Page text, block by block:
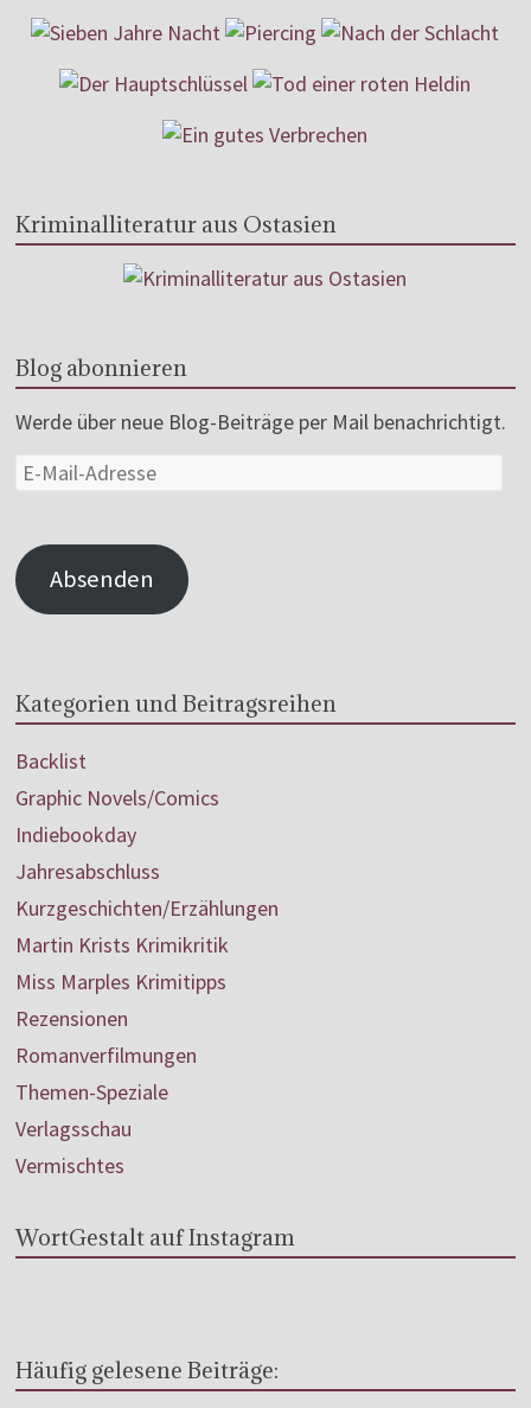
Kriminalliteratur aus Ostasien
Blog abonnieren
Werde über neue Blog-Beiträge per Mail benachrichtigt.
Absenden
Kategorien und Beitragsreihen
Backlist
Graphic Novels/Comics
Indiebookday
Jahresabschluss
Kurzgeschichten/Erzählungen
Martin Krists Krimikritik
Miss Marples Krimitipps
Rezensionen
Romanverfilmungen
Themen-Speziale
Verlagsschau
Vermischtes
WortGestalt auf Instagram
Häufig gelesene Beiträge: